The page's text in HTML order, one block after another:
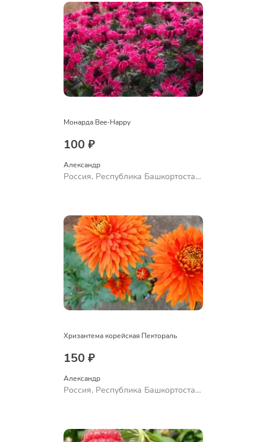
Монарда Bee-Happy
100 ₽
Александр
Россия, Республика Башкортостан,
Хризантема корейская Пектораль
150 ₽
Александр
Россия, Республика Башкортостан,